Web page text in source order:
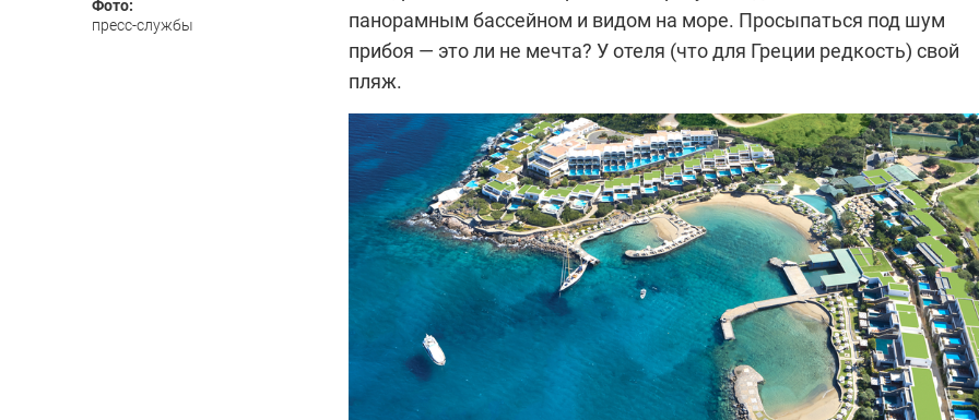
Фото:
пресс-службы
панорамным бассейном и видом на море. Просыпаться под шум
прибоя — это ли не мечта? У отеля (что для Греции редкость) свой
пляж.